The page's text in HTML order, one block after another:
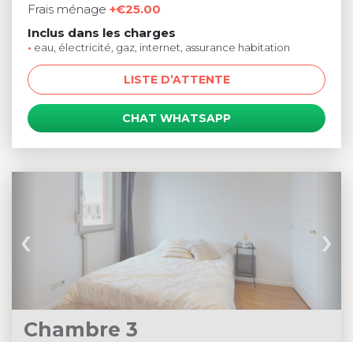
Frais ménage +€25.00
Inclus dans les charges
• eau, électricité, gaz, internet, assurance habitation
LISTE D’ATTENTE
CHAT WHATSAPP
‹ ›
Chambre 3